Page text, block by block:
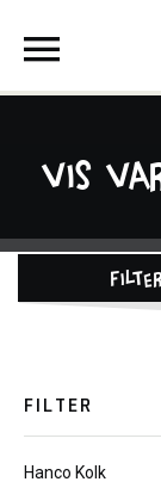
Vis
FILTER
Hanco Kolk